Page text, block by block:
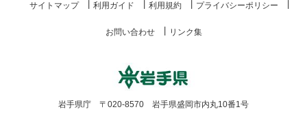
サイトマップ 利用ガイド 利用規約 プライバシーポリシー
お問い合わせ リンク集
岩手県庁 〒020-8570 岩手県盛岡市内丸10番1号